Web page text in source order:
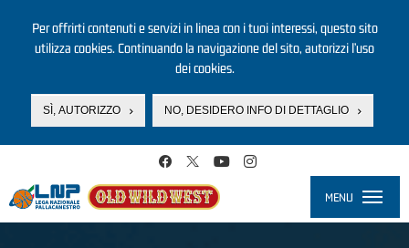
Per offrirti contenuti e servizi in linea con i tuoi interessi, questo sito
utilizza cookies. Continuando la navigazione del sito, autorizzi l’uso
dei cookies.
SÌ, AUTORIZZO NO, DESIDERO INFO DI DETTAGLIO
MENU